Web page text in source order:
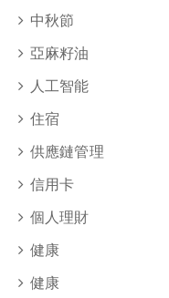
中秋節
亞麻籽油
人工智能
住宿
供應鏈管理
信用卡
個人理財
健康
健康